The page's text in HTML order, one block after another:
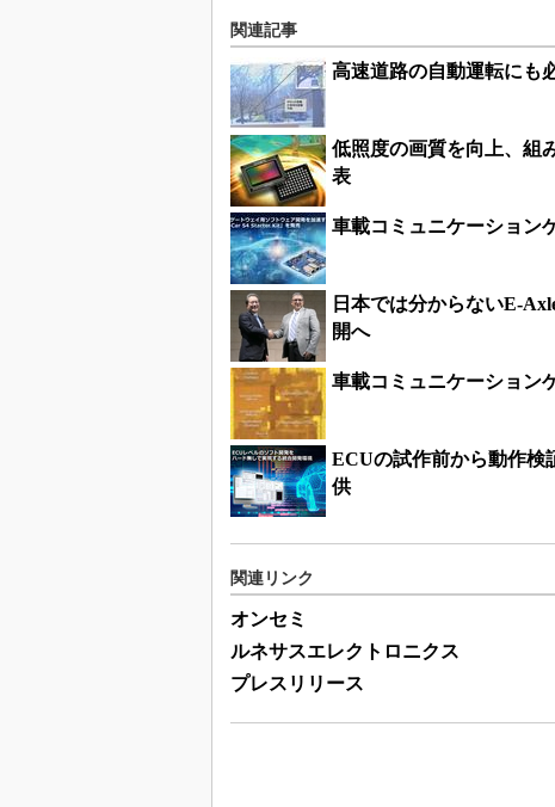
関連記事
高速道路の自動運転にも
低照度の画質を向上、組
表
車載コミュニケーション
日本では分からないE-
開へ
車載コミュニケーション
ECUの試作前から動作検
供
関連リンク
オンセミ
ルネサスエレクトロニクス
プレスリリース